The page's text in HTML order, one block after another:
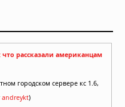
рассказали американцам
городском сервере кс 1.6,
andreykt)